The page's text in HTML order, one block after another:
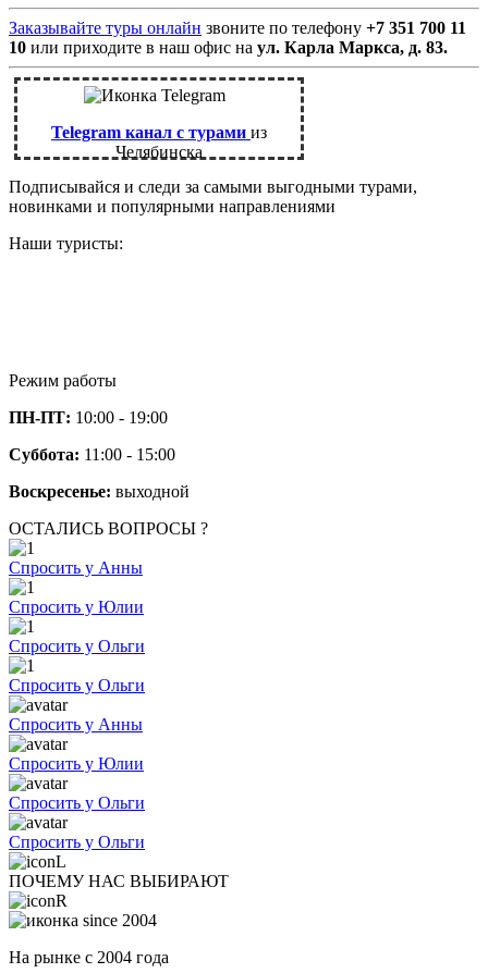
Заказывайте туры онлайн звоните по телефону +7 351 700 11
10 или приходите в наш офис на ул. Карла Маркса, д. 83.
Telegram канал с турами из
Челябинска
Подписывайся и следи за самыми выгодными турами,
новинками и популярными направлениями
Наши туристы:
Режим работы
ПН-ПТ: 10:00 - 19:00
Суббота: 11:00 - 15:00
Воскресенье: выходной
ОСТАЛИСЬ ВОПРОСЫ ?
Спросить у Анны
Спросить у Юлии
Спросить у Ольги
Спросить у Ольги
Спросить у Анны
Спросить у Юлии
Спросить у Ольги
Спросить у Ольги
ПОЧЕМУ НАС ВЫБИРАЮТ
На рынке с 2004 года